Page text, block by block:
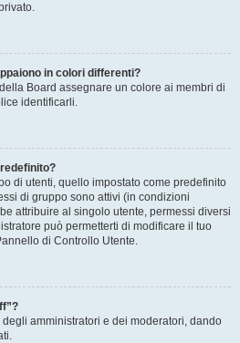
in colori differenti?
Board assegnare un colore ai membri di
identificarli.
di utenti, quello impostato come predefinito
di gruppo sono attivi (in condizioni
attribuire al singolo utente, permessi diversi
può permetterti di modificare il tuo
di Controllo Utente.
amministratori e dei moderatori, dando